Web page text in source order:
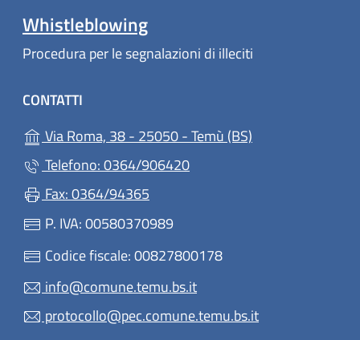
Whistleblowing
Procedura per le segnalazioni di illeciti
CONTATTI
Via Roma, 38 - 25050 - Temù (BS)
Telefono: 0364/906420
Fax: 0364/94365
P. IVA: 00580370989
Codice fiscale: 00827800178
info@comune.temu.bs.it
protocollo@pec.comune.temu.bs.it